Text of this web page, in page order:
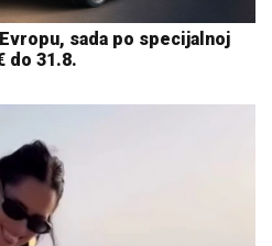
sada po specijalnoj
do 31.8.